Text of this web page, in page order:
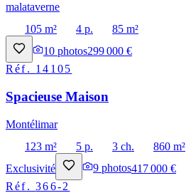
malataverne
105 m²
4 p.
85 m²
10 photos299 000 €
Réf. 14105
Spacieuse Maison
Montélimar
123 m²
5 p. 3 ch.
860 m²
Exclusivité
9 photos417 000 €
Réf.366-2